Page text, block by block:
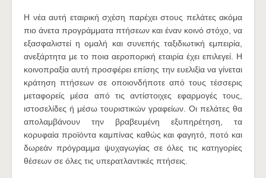
Η νέα αυτή εταιρική σχέση παρέχει στους πελάτες ακόμα
πιο άνετα προγράμματα πτήσεων και έναν κοινό στόχο, να
εξασφαλιστεί η ομαλή και συνεπής ταξιδιωτική εμπειρία,
ανεξάρτητα με το ποια αεροπορική εταιρία έχει επιλεγεί. Η
κοινοπραξία αυτή προσφέρει επίσης την ευελιξία να γίνεται
κράτηση πτήσεων σε οποιονδήποτε από τους τέσσερις
μεταφορείς μέσα από τις αντίστοιχες εφαρμογές τους,
ιστοσελίδες ή μέσω τουριστικών γραφείων. Οι πελάτες θα
απολαμβάνουν την βραβευμένη εξυπηρέτηση, τα
κορυφαία προϊόντα καμπίνας καθώς και φαγητό, ποτό και
δωρεάν πρόγραμμα ψυχαγωγίας σε όλες τις κατηγορίες
θέσεων σε όλες τις υπερατλαντικές πτήσεις.